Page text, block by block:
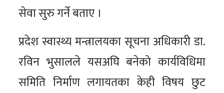
सेवा सुरु गर्ने बताए ।
प्रदेश स्वास्थ्य मन्त्रालयका सूचना अधिकारी डा.
रविन भुसालले यसअघि बनेको कार्यविधिमा
समिति निर्माण लगायतका केही विषय छुट